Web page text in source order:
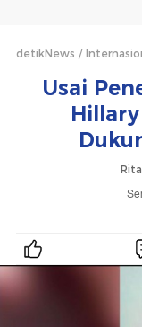
detikNews
Usai